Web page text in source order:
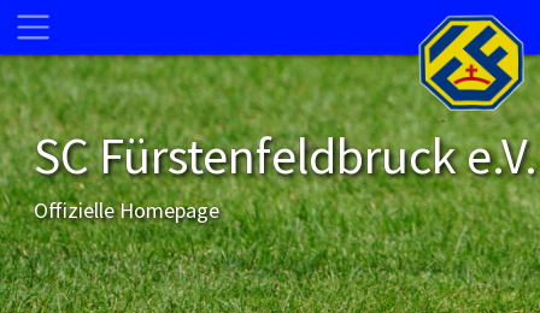
SC Fürstenfeldbruck e.V.
Offizielle Homepage